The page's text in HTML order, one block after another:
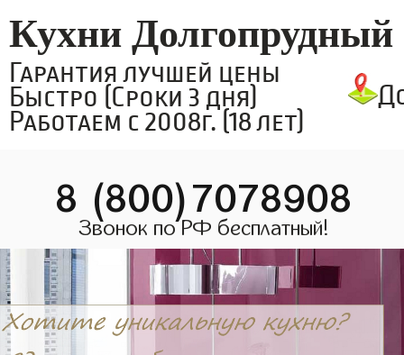
Кухни Долгопрудный
Гарантия лучшей цены
Быстро (Сроки 3 дня)
Работаем с 2008г. (18 лет)
8 (800)7078908
Звонок по РФ бесплатный!